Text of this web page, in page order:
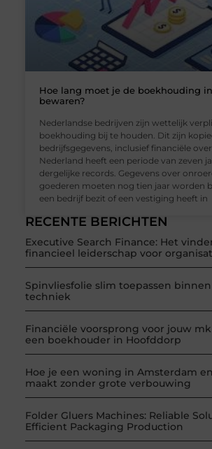
RECENTE BERICHTEN
Executive Search Finance: Het
financieel leiderschap voor
Spinvliesfolie slim toepassen
techniek
Financiële voorsprong voor jouw
een boekhouder in Hoofddorp
Hoe je een woning in Amsterdam
maakt zonder grote verbouwing
Folder Gluers Machines: Reliable
Efficient Packaging Production
Hoe lang moet je de boekhouding
bewaren?
Nederlandse bedrijven zijn wettelijk
boekhouding bij te houden. Dit zijn
bedrijfsgegevens, inclusief financiële
Nederland heeft een periode van zeven
dergelijke records. Gegevens over
goederen moeten nog tien jaar worden
een bedrijf bezit of een vestiging heeft in